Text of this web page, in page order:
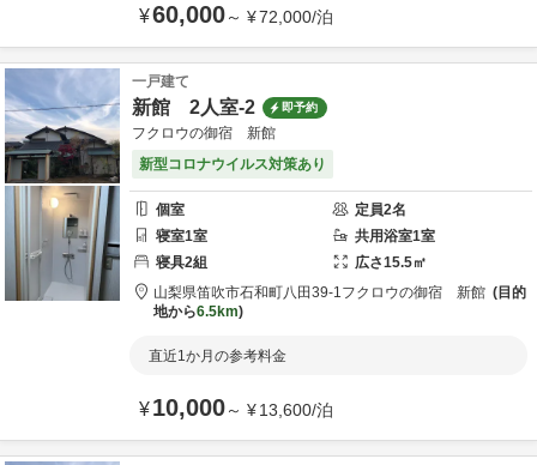
¥60,000～ ¥72,000/泊
一戸建て
新館 2人室-2 即予約
フクロウの御宿 新館
新型コロナウイルス対策あり
個室 定員2名
寝室1室 共用浴室1室
寝具2組 広さ15.5㎡
山梨県笛吹市石和町八田39-1フクロウの御宿 新館
目的
地から6.5km
直近1か月の参考料金
¥10,000～ ¥13,600/泊